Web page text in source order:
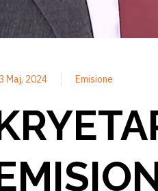
Maj, 2024 Emisione